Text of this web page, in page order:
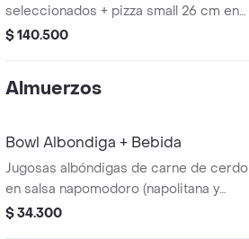
seleccionados + pizza small 26 cm en
sabores seleccionados + gaseosa 1.5lts
$ 140.500
Almuerzos
Bowl Albondiga + Bebida
Jugosas albóndigas de carne de cerdo
en salsa napomodoro (napolitana y
pomodoro) acompañado de ensalada
$ 34.300